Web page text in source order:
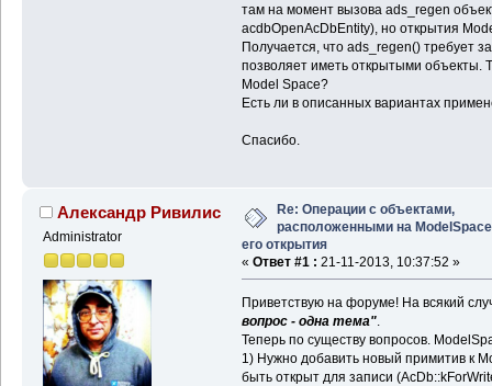
там на момент вызова ads_regen
acdbOpenAcDbEntity), но открытия
Получается, что ads_regen() требует
позволяет иметь открытыми объекты.
Model Space?
Есть ли в описанных вариантах
Спасибо.
Александр Ривилис
Administrator
Re: Операции с объектами,
расположенными на
его открытия
« Ответ #1 : 21-11-2013, 10:37:52 »
Приветствую на форуме! На всякий
вопрос - одна тема".
Теперь по существу вопросов.
1) Нужно добавить новый примитив к
быть открыт для записи